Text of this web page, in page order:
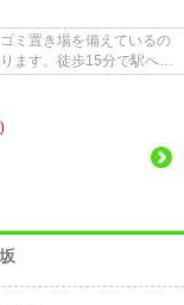
ミ置き場を備えているの
ます。徒歩15分で駅への